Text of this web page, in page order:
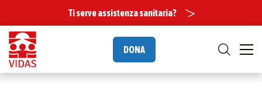
Ti serve assistenza sanitaria?
DONA